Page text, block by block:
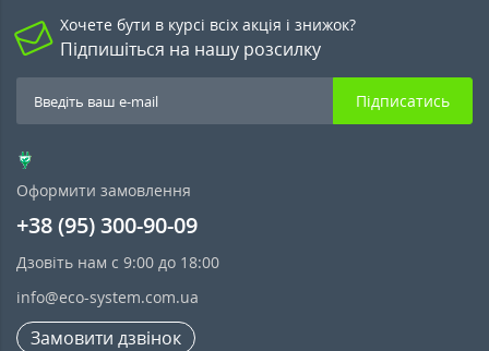
Хочете бути в курсі всіх акція і знижок?
Підпишіться на нашу розсилку
Підписатись
Оформити замовлення
+38 (95) 300-90-09
Дзовіть нам с 9:00 до 18:00
info@eco-system.com.ua
Замовити дзвінок